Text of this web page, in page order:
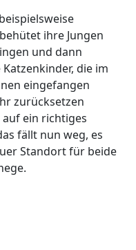
ihre Jungen
und dann
die im
eingefangen
zurücksetzen
ein richtiges
fällt nun weg, es
Standort für beide